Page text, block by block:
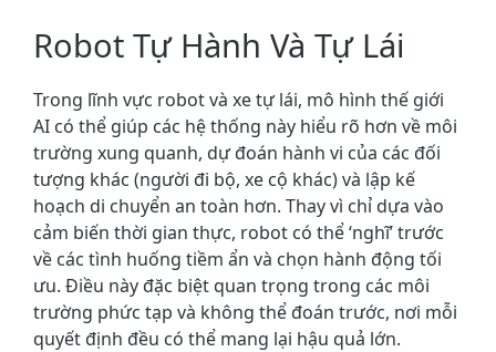
Robot Tự Hành Và Tự Lái
Trong lĩnh vực robot và xe tự lái, mô hình thế giới
AI có thể giúp các hệ thống này hiểu rõ hơn về môi
trường xung quanh, dự đoán hành vi của các đối
tượng khác (người đi bộ, xe cộ khác) và lập kế
hoạch di chuyển an toàn hơn. Thay vì chỉ dựa vào
cảm biến thời gian thực, robot có thể ‘nghĩ’ trước
về các tình huống tiềm ẩn và chọn hành động tối
ưu. Điều này đặc biệt quan trọng trong các môi
trường phức tạp và không thể đoán trước, nơi mỗi
quyết định đều có thể mang lại hậu quả lớn.